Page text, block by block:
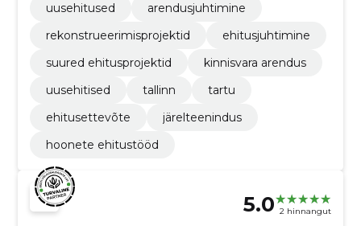
uusehitused
arendusjuhtimine
rekonstrueerimisprojektid
ehitusjuhtimine
suured ehitusprojektid
kinnisvara arendus
uusehitised
tallinn
tartu
ehitusettevõte
järelteenindus
hoonete ehitustööd
5.0 2 hinnangut